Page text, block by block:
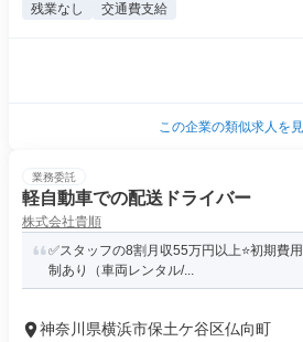
残業なし 交通費支給
この企業の類似求人を
業務委託
軽自動車での配送ドライバー
株式会社貴順
✅スタッフの8割月収55万円以上⭐️初期費
制あり（車両レンタル/...
神奈川県横浜市保土ケ谷区仏向町